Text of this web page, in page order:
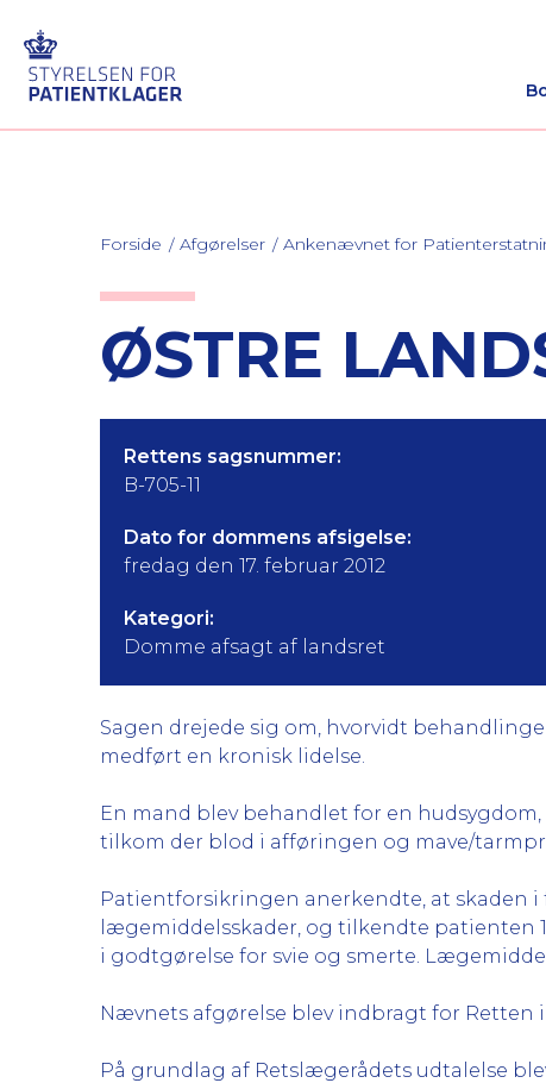
Forside Afgørelser Ankenævnet for
ØSTRE
Rettens sagsnummer:
B-705-11
Dato for dommens afsigelse:
fredag den 17. februar 2012
Kategori:
Domme afsagt af landsret
Sagen drejede sig om, hvorvidt
medført en kronisk lidelse.
En mand blev behandlet for en
tilkom der blod i afføringen og mave/
Patientforsikringen anerkendte, at skaden
lægemiddelsskader, og tilkendte patienten
i godtgørelse for svie og smerte.
Nævnets afgørelse blev indbragt for Retten
På grundlag af Retslægerådets udtalelse